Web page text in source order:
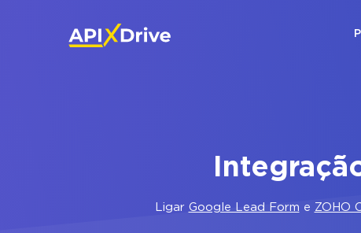
Ligar Google Lead Form e ZOHO